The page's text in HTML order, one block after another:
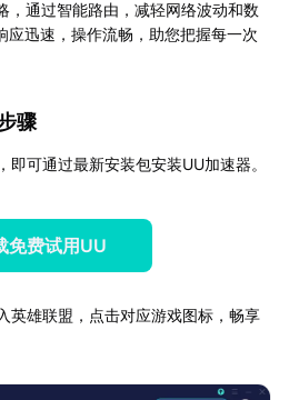
，通过智能路由，减轻网络波动和数
应迅速，操作流畅，助您把握每一次
骤
可通过最新安装包安装UU加速器。
免费试用UU
英雄联盟，点击对应游戏图标，畅享